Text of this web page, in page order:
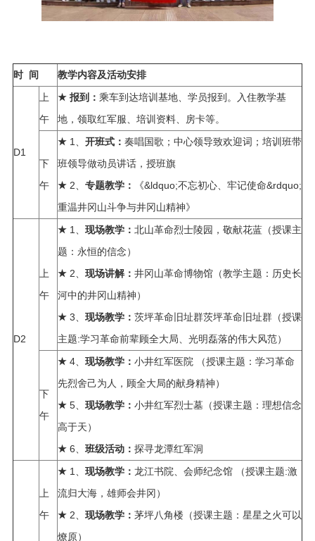
时 间 教学内容及活动安排
D1
上
午
★ 报到： 乘车到达培训基地、学员报到。入住教学基
地，领取红军服、培训资料、房卡等。
下
午
★ 1、 开班式： 奏唱国歌；中心领导致欢迎词；培训班带
班领导做动员讲话，授班旗
★ 2、 专题教学：
《&ldquo;不忘初心、牢记使命&rdquo;
重温井冈山斗争与井冈山精神》
D2
上
午
★ 1、 现场教学： 北山革命烈士陵园，敬献花蓝（授课主
题：永恒的信念）
★ 2、 现场讲解： 井冈山革命博物馆（教学主题：历史长
河中的井冈山精神）
★ 3、 现场教学： 茨坪革命旧址群茨坪革命旧址群（授课
主题:学习革命前辈顾全大局、光明磊落的伟大风范）
下
午
★ 4、 现场教学： 小井红军医院 （授课主题：学习革命
先烈舍己为人，顾全大局的献身精神）
★ 5、 现场教学： 小井红军烈士墓（授课主题：理想信念
高于天）
★ 6、 班级活动： 探寻龙潭红军洞
上
午
★ 1、 现场教学： 龙江书院、会师纪念馆 （授课主题:激
流归大海，雄师会井冈）
★ 2、 现场教学： 茅坪八角楼（授课主题：星星之火可以
燎原）